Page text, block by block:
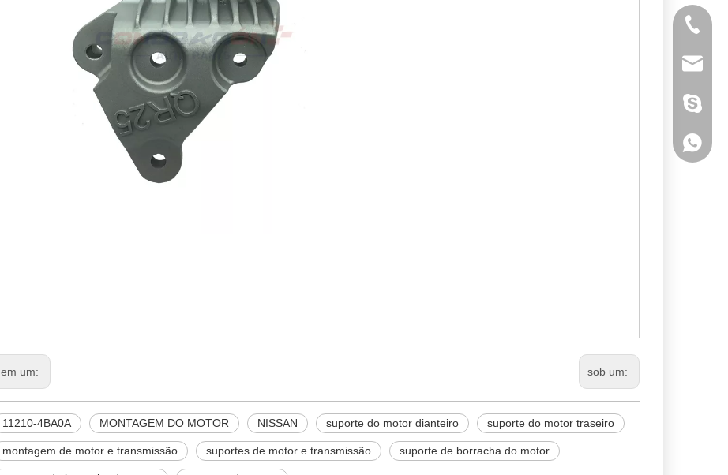
em um: sob um:
11210-4BA0A MONTAGEM DO MOTOR NISSAN suporte do motor dianteiro suporte do motor traseiro
montagem de motor e transmissão suportes de motor e transmissão suporte de borracha do motor
Telefone
E-mail
Skype